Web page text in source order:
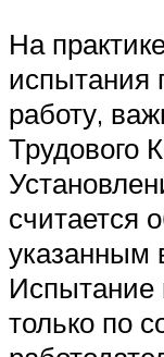
На
испытания
работу,
Трудового
считается
указанным
Испытание
только по